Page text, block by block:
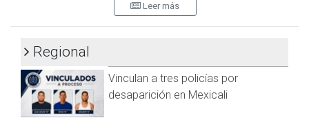
Se estima que en el transcurso de la noche se restablezca
Calle Guijón #907002-303. Inf Patrimonio.
Arenales A
Arenales B
Fernández.
Leer más
Regional
Vinculan a tres policías por
desaparición en Mexicali